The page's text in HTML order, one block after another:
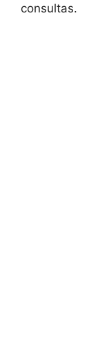
consultas.